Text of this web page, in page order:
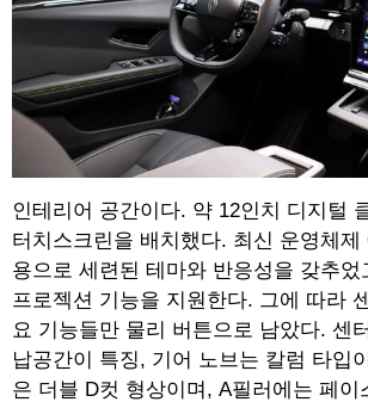
인테리어 공간이다. 약 12인치 디지털
터치스크린을 배치했다. 최신 운영체제
용으로 세련된 테마와 반응성을 갖추었
프로젝션 기능을 지원한다. 그에 따라
요 기능들만 물리 버튼으로 남았다. 센
납공간이 특징, 기어 노브는 칼럼 타입
은 더블 D컷 형상이며, A필러에는 페이